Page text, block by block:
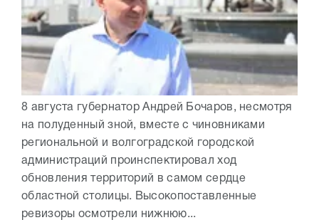
8 августа губернатор Андрей Бочаров, несмотря
на полуденный зной, вместе с чиновниками
региональной и волгоградской городской
администраций проинспектировал ход
обновления территорий в самом сердце
областной столицы. Высокопоставленные
ревизоры осмотрели нижнюю...